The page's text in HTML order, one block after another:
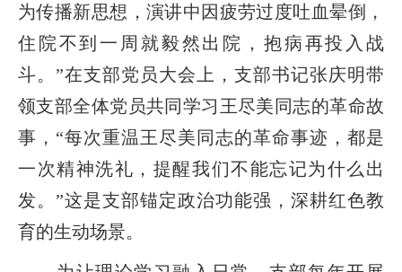
为传播新思想，演讲中因疲劳过度吐血晕倒，
住院不到一周就毅然出院，抱病再投入战
斗。”在支部党员大会上，支部书记张庆明带
领支部全体党员共同学习王尽美同志的革命故
事，“每次重温王尽美同志的革命事迹，都是
一次精神洗礼，提醒我们不能忘记为什么出
发。”这是支部锚定政治功能强，深耕红色教
育的生动场景。